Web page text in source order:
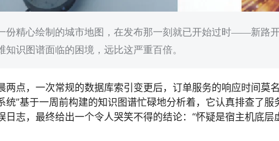
份精心绘制的城市地图，在发布那一刻就已开始过时——新路
知识图谱面临的困境，远比这严重百倍。
两点，一次常规的数据库索引变更后，订单服务的响应时间莫
统”基于一周前构建的知识图谱忙碌地分析着，它认真排查了
日志，最终给出一个令人哭笑不得的结论：“怀疑是宿主机底层